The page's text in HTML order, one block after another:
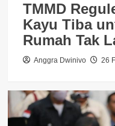
TMMD
Kayu Tiba
Rumah Tak
Anggra Dwinivo 26